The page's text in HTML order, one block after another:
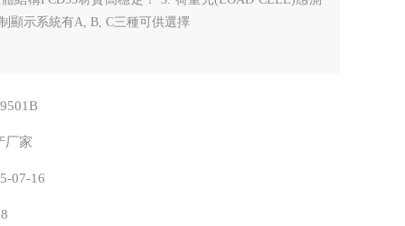
顯示系統有A, B, C三種可供選擇
厂家
07-16